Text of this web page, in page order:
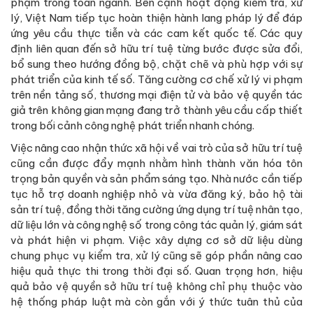
lý, Việt Nam tiếp tục hoàn thiện hành lang pháp lý để đáp
ứng yêu cầu thực tiễn và các cam kết quốc tế. Các quy
định liên quan đến sở hữu trí tuệ từng bước được sửa đổi,
bổ sung theo hướng đồng bộ, chặt chẽ và phù hợp với sự
phát triển của kinh tế số. Tăng cường cơ chế xử lý vi phạm
trên nền tảng số, thương mại điện tử và bảo vệ quyền tác
giả trên không gian mạng đang trở thành yêu cầu cấp thiết
trong bối cảnh công nghệ phát triển nhanh chóng.
Việc nâng cao nhận thức xã hội về vai trò của sở hữu trí tuệ
cũng cần được đẩy mạnh nhằm hình thành văn hóa tôn
trọng bản quyền và sản phẩm sáng tạo. Nhà nước cần tiếp
tục hỗ trợ doanh nghiệp nhỏ và vừa đăng ký, bảo hộ tài
sản trí tuệ, đồng thời tăng cường ứng dụng trí tuệ nhân tạo,
dữ liệu lớn và công nghệ số trong công tác quản lý, giám sát
và phát hiện vi phạm. Việc xây dựng cơ sở dữ liệu dùng
chung phục vụ kiểm tra, xử lý cũng sẽ góp phần nâng cao
hiệu quả thực thi trong thời đại số. Quan trọng hơn, hiệu
quả bảo vệ quyền sở hữu trí tuệ không chỉ phụ thuộc vào
hệ thống pháp luật mà còn gắn với ý thức tuân thủ của